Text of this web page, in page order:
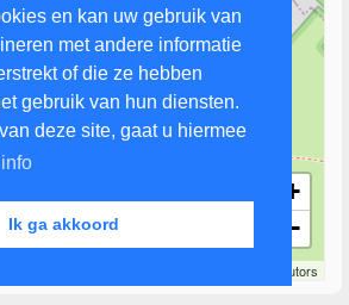
en kan uw gebruik van
met andere informatie
of die ze hebben
gebruik van hun diensten.
deze site, gaat u hiermee
Ik ga akkoord
+
−
contributors